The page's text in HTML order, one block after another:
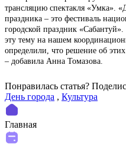
трансляцию спектакля «Умка».
праздника – это фестиваль
городской праздник
эту тему на нашем
определили, что решение об
– добавила Анна Томазова.
Понравилась статья?
День города , Культура
Главная